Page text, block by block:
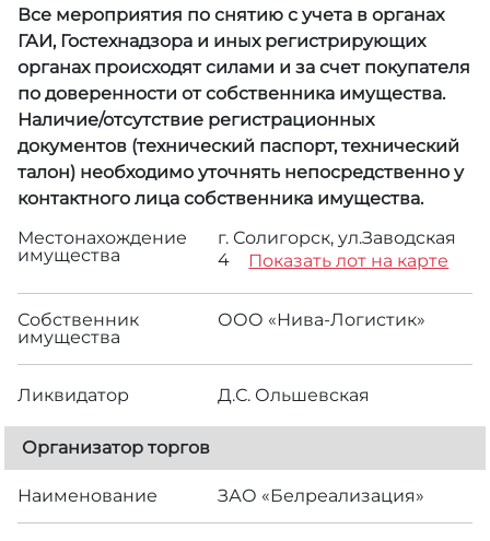
Все мероприятия по снятию с учета в органах
ГАИ, Гостехнадзора и иных регистрирующих
органах происходят силами и за счет покупателя
по доверенности от собственника имущества.
Наличие/отсутствие регистрационных
документов (технический паспорт, технический
талон) необходимо уточнять непосредственно у
контактного лица собственника имущества.
Местонахождение
имущества
г. Солигорск, ул.Заводская
4
Показать лот на карте
Собственник
имущества
ООО «Нива-Логистик»
Ликвидатор Д.С. Ольшевская
Организатор торгов
Наименование ЗАО «Белреализация»